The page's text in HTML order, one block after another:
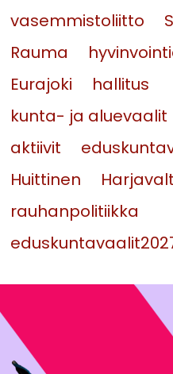
vasemmistoliitto
Rauma
Eurajoki
hallitus
kunta- ja aluevaalit
aktiivit
Huittinen
rauhanpolitiikka